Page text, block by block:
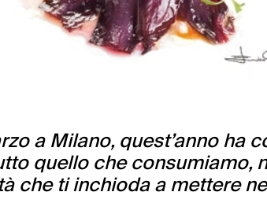
a Milano, quest’anno ha
quello che consumiamo,
che ti inchioda a mettere